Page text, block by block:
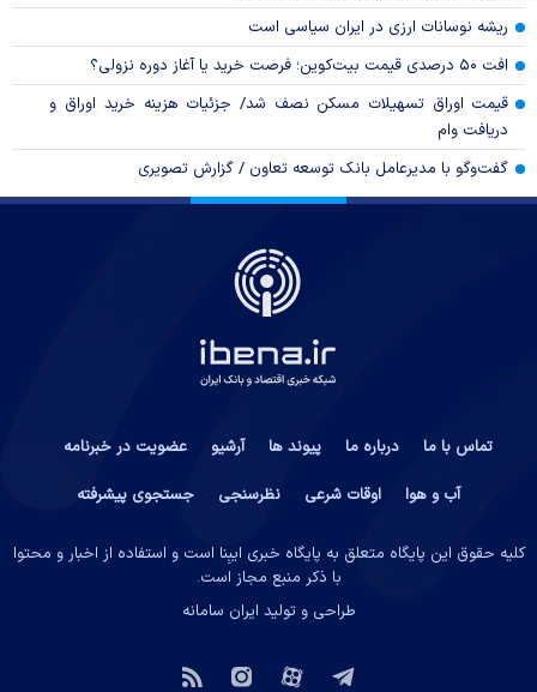
ریشه نوسانات ارزی در ایران سیاسی است
افت ۵۰ درصدی قیمت بیت‌کوین؛ فرصت خرید یا آغاز دوره نزولی؟
قیمت اوراق تسهیلات مسکن نصف شد/ جزئیات هزینه خرید اوراق و
دریافت وام
گفت‌وگو با مدیرعامل بانک توسعه تعاون / گزارش تصویری
تماس با ما درباره ما پیوند ها آرشیو
عضویت در خبرنامه
آب و هوا
اوقات شرعی نظرسنجی جستجوی پیشرفته
کلیه حقوق این پایگاه متعلق به پایگاه خبری ایبِنا است و استفاده از اخبار و محتوا
با ذکر منبع مجاز است.
طراحی و تولید ایران سامانه